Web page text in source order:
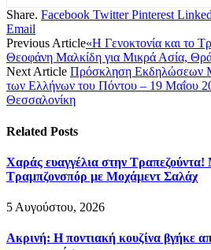
Share. Facebook Twitter Pinterest
Email
Previous Article«Η Γενοκτονία και το
Θεοφάνη Μαλκίδη για Μικρά Ασία,
Next Article Πρόσκληση Εκδηλώσεων
των Ελλήνων του Πόντου – 19 Μαΐου
Θεσσαλονίκη
Related Posts
Χαράς ευαγγέλια στην
Τραμπζονσπόρ με Μοχάμεντ Σαλάχ
5 Αυγούστου, 2026
Ακρινή: Η ποντιακή κουζίνα βγήκε